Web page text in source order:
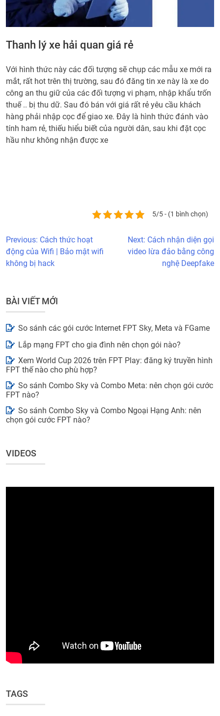
Thanh lý xe hải quan giá rẻ
Với hình thức này các đối tượng sẽ chụp các mẫu xe mới ra
mắt, rất hot trên thị trường, sau đó đăng tin xe này là xe do
công an thu giữ của các đối tượng vi phạm, nhập khẩu trốn
thuế .. bị thu dữ. Sau đó bán với giá rất rẻ yêu cầu khách
hàng phải nhập cọc để giao xe. Đây là hình thức đánh vào
tính ham rẻ, thiếu hiểu biết của người dân, sau khi đặt cọc
hầu như không nhận được xe
5/5 - (1 bình chọn)
Previous: Cách thức hoạt
động của Wifi | Bảo mật wifi
không bị hack
Next: Cách nhận diện gọi
video lừa đảo bằng công
nghệ Deepfake
BÀI VIẾT MỚI
So sánh các gói cước Internet FPT Sky, Meta và FGame
Lắp mạng FPT cho gia đình nên chọn gói nào?
Xem World Cup 2026 trên FPT Play: đăng ký truyền hình
FPT thế nào cho phù hợp?
So sánh Combo Sky và Combo Meta: nên chọn gói cước
FPT nào?
So sánh Combo Sky và Combo Ngoại Hạng Anh: nên
chọn gói cước FPT nào?
VIDEOS
TAGS